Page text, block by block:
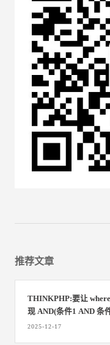
推荐文章
THINKPHP:要让
现 AND(条件1 AND 条
2025-12-17